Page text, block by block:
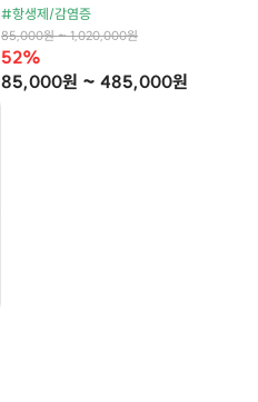
#항생제/감염증
85,000원 ~ 1,020,000원
52%
85,000원 ~ 485,000원